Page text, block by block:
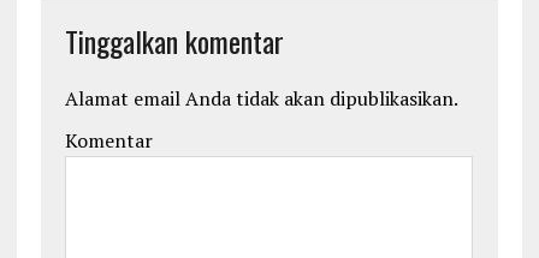
Tinggalkan komentar
Alamat email Anda tidak akan dipublikasikan.
Komentar